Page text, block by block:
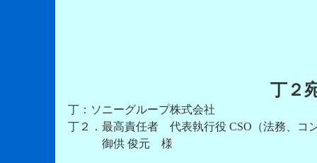
丁２
丁：ソニーグループ株式会社
丁２．最高責任者 代表執行役 CSO（法務、コ
御供 俊元 様